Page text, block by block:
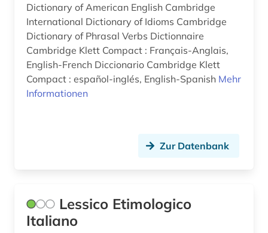
Dictionary of American English Cambridge
International Dictionary of Idioms Cambridge
Dictionary of Phrasal Verbs Dictionnaire
Cambridge Klett Compact : Français-Anglais,
English-French Diccionario Cambridge Klett
Compact : español-inglés, English-Spanish Mehr
Informationen
Zur Datenbank
Lessico Etimologico
Italiano